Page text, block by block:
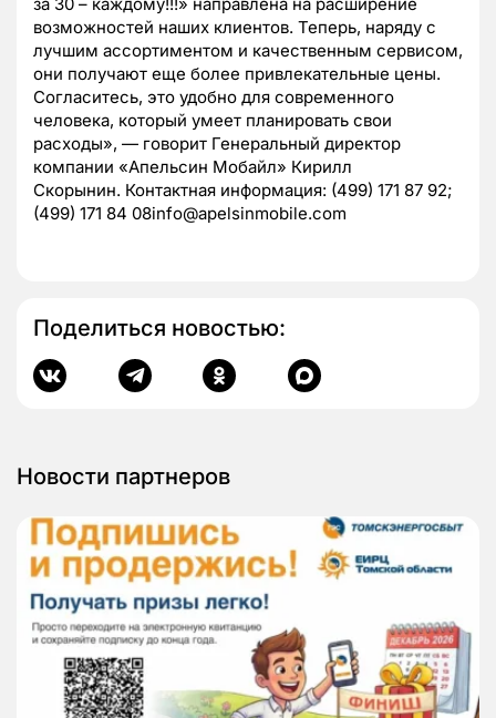
за 30 – каждому!!!» направлена на расширение
возможностей наших клиентов. Теперь, наряду с
лучшим ассортиментом и качественным сервисом,
они получают еще более привлекательные цены.
Согласитесь, это удобно для современного
человека, который умеет планировать свои
расходы», — говорит Генеральный директор
компании «Апельсин Мобайл» Кирилл
Скорынин. Контактная информация: (499) 171 87 92;
(499) 171 84 08info@apelsinmobile.com
Поделиться новостью:
Новости партнеров